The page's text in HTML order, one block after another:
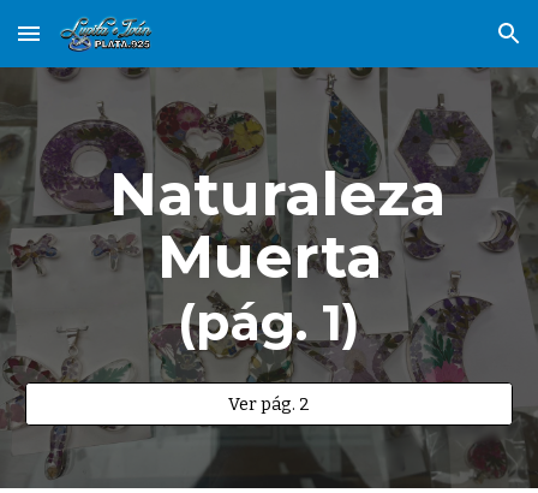
Skip to main content Skip to navigation
Naturaleza
Muerta
(pág. 1)
Ver pág. 2